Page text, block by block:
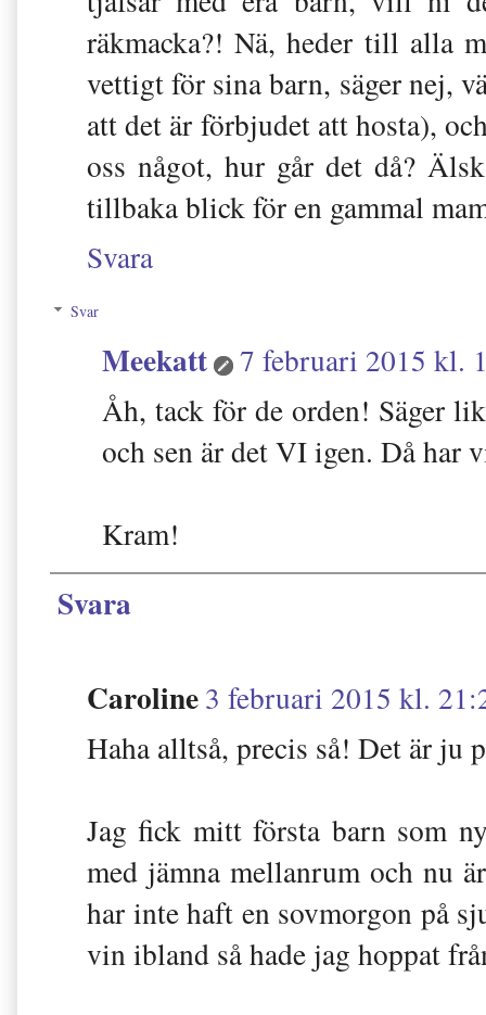
räkmacka?! Nä, heder till alla
vettigt för sina barn, säger nej,
att det är förbjudet att hosta),
oss något, hur går det då?
tillbaka blick för en gammal
Svara
Svar
Meekatt
7 februari 2015 kl.
Åh, tack för de orden! Säger
och sen är det VI igen. Då har
Kram!
Svara
Caroline3 februari 2015 kl.
Haha alltså, precis så! Det är ju
Jag fick mitt första barn som
med jämna mellanrum och nu
har inte haft en sovmorgon på
vin ibland så hade jag hoppat